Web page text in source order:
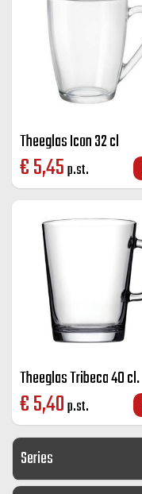
Series
Theeglas Icon 32 cl
€5,45p.st.
Theeglas Tribeca 40 cl.
€5,40p.st.